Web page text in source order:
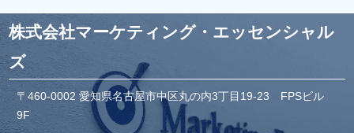
株式会社マーケティング・エッセンシャル
ズ
〒460-0002 愛知県名古屋市中区丸の内3丁目19-23 FPSビル
9F